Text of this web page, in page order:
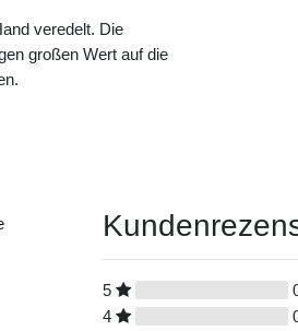
veredelt. Die
großen Wert auf die
5
4